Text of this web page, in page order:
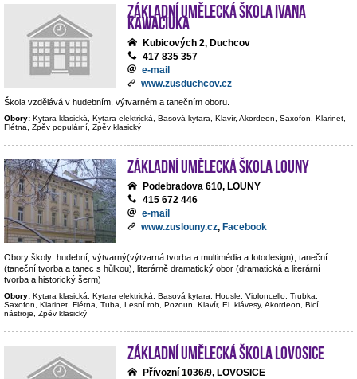
Základní umělecká škola Ivana
Kawaciuka
Kubicových 2, Duchcov
417 835 357
e-mail
www.zusduchcov.cz
Škola vzdělává v hudebním, výtvarném a tanečním oboru.
Obory: Kytara klasická, Kytara elektrická, Basová kytara, Klavír, Akordeon, Saxofon, Klarinet,
Flétna, Zpěv populární, Zpěv klasický
Základní umělecká škola Louny
Podebradova 610, LOUNY
415 672 446
e-mail
www.zuslouny.cz, Facebook
Obory školy: hudební, výtvarný(výtvarná tvorba a multimédia a fotodesign), taneční
(taneční tvorba a tanec s hůlkou), literárně dramatický obor (dramatická a literární
tvorba a historický šerm)
Obory: Kytara klasická, Kytara elektrická, Basová kytara, Housle, Violoncello, Trubka,
Saxofon, Klarinet, Flétna, Tuba, Lesní roh, Pozoun, Klavír, El. klávesy, Akordeon, Bicí
nástroje, Zpěv klasický
Základní umělecká škola Lovosice
Přívozní 1036/9, LOVOSICE